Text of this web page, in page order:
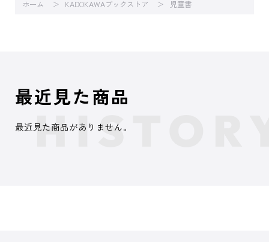
ホーム KADOKAWAブックストア 児童書
最近見た商品
最近見た商品がありません。